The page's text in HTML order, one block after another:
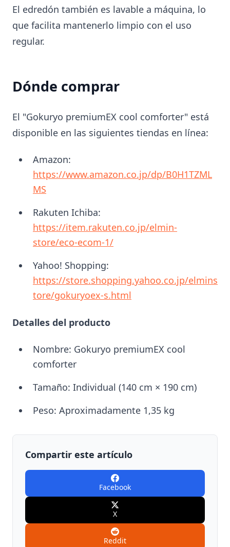
El edredón también es lavable a máquina, lo
que facilita mantenerlo limpio con el uso
regular.
Dónde comprar
El "Gokuryo premiumEX cool comforter" está
disponible en las siguientes tiendas en línea:
Amazon:
https://www.amazon.co.jp/dp/B0H1TZML
MS
Rakuten Ichiba:
https://item.rakuten.co.jp/elmin-
store/eco-ecom-1/
Yahoo! Shopping:
https://store.shopping.yahoo.co.jp/elmins
tore/gokuryoex-s.html
Detalles del producto
Nombre: Gokuryo premiumEX cool
comforter
Tamaño: Individual (140 cm × 190 cm)
Peso: Aproximadamente 1,35 kg
Compartir este artículo
Facebook
X
Reddit